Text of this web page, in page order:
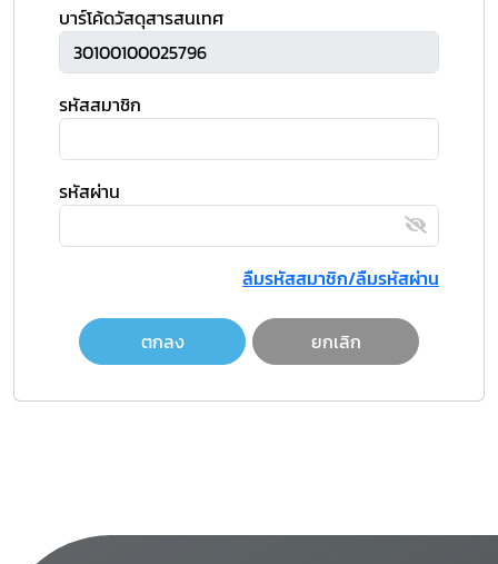
บาร์โค้ดวัสดุสารสนเทศ
รหัสสมาชิก
รหัสผ่าน
ลืมรหัสสมาชิก/ลืมรหัสผ่าน
ตกลง ยกเลิก